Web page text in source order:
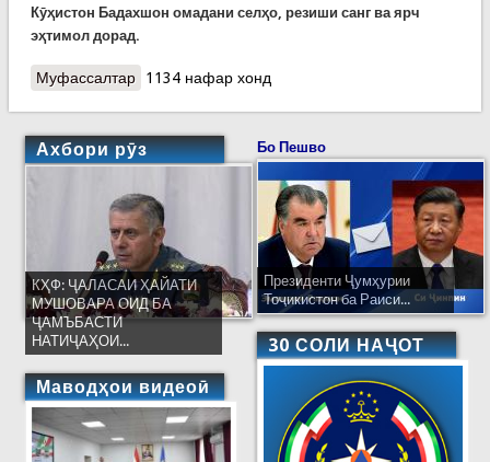
Кӯҳистон Бадахшон омадани селҳо, резиши санг ва ярч
эҳтимол дорад.
Муфассалтаро Кумитаи ҳолатҳои фавқулодда: Хатари селу
1134 нафар хонд
Ахбори рӯз
КҲФ: ҶАЛАСАИ ҲАЙАТИ
МУШОВАРА ОИД БА
ҶАМЪБАСТИ
НАТИҶАҲОИ...
Маводҳои видеоӣ
Бо Пешво
Президенти Ҷумҳурии
Тоҷикистон ба Раиси...
30 СОЛИ НАҶОТ